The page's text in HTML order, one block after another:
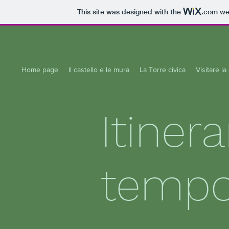
This site was designed with the .com
Home page Il castello e le mura La Torre civica Visitare la